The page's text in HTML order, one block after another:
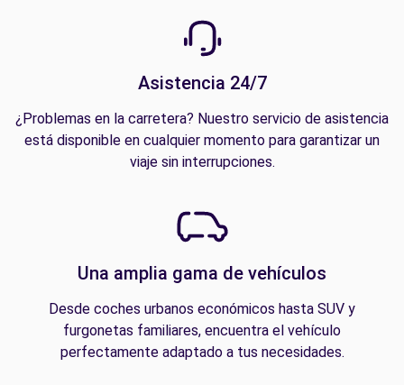
Asistencia 24/7
¿Problemas en la carretera? Nuestro servicio de asistencia
está disponible en cualquier momento para garantizar un
viaje sin interrupciones.
Una amplia gama de vehículos
Desde coches urbanos económicos hasta SUV y
furgonetas familiares, encuentra el vehículo
perfectamente adaptado a tus necesidades.